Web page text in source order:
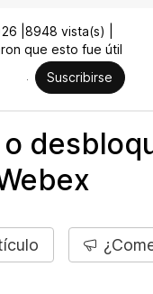
| 8948 vista(s) |
que esto fue útil
Suscribirse